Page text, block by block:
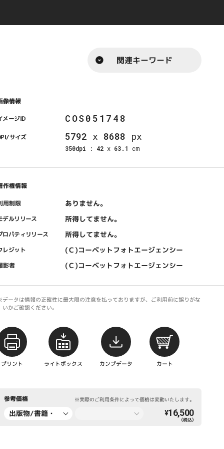
関連キーワード
像情報
メージID COS051748
サイズ 5792 x 8688 px
350dpi : 42 x 63.1 cm
作権情報
用制限 ありません。
デルリリース 所得してません。
ロパティリリース 所得してません。
レジット (Ｃ)コーベットフォトエージェンシー
影者 (Ｃ)コーベットフォトエージェンシー
ータは情報の正確性に最大限の注意を払っておりますが、ご利用前に誤りがな
いかご確認ください。
プリント ライトボックス カンプデータ カート
参考価格 ※実際のご利用条件によって価格は変動いたします。
出版物/書籍・
¥16,500
（税込）